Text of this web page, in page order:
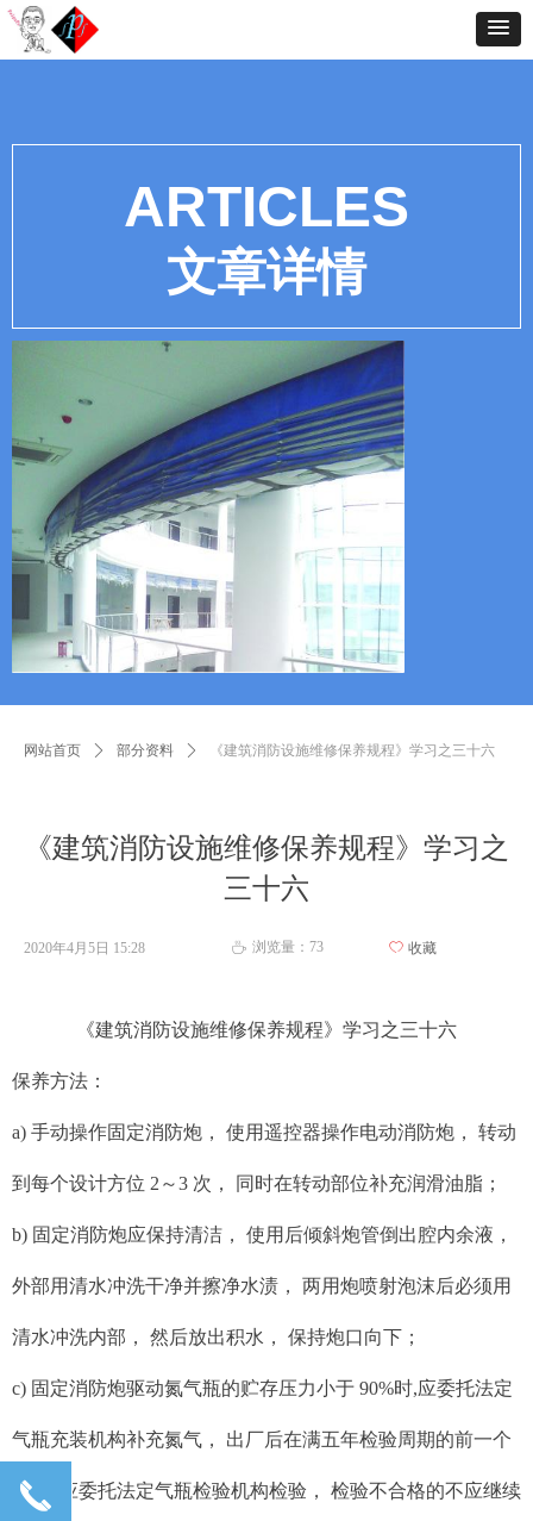
网站首页 ꄲ 部分资料 ꄲ 《建筑消防设施维修保养规程》学习之三十六
ARTICLES
文章详情
《建筑消防设施维修保养规程》学习之
三十六
2020年4月5日 15:28 ꄘ 浏览量： 73 ꄀ 收藏
《建筑消防设施维修保养规程》学习之三十六
保养方法：
a) 手动操作固定消防炮， 使用遥控器操作电动消防炮， 转动
到每个设计方位 2～3 次， 同时在转动部位补充润滑油脂；
b) 固定消防炮应保持清洁， 使用后倾斜炮管倒出腔内余液，
外部用清水冲洗干净并擦净水渍， 两用炮喷射泡沫后必须用
清水冲洗内部， 然后放出积水， 保持炮口向下；
c) 固定消防炮驱动氮气瓶的贮存压力小于 90%时,应委托法定
气瓶充装机构补充氮气， 出厂后在满五年检验周期的前一个
月 ， 应委托法定气瓶检验机构检验， 检验不合格的不应继续
끅